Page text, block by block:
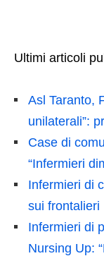
Ultimi articoli
Asl Taranto,
unilaterali”:
Case di
“Infermieri
Infermieri di
sui frontalieri
Infermieri di
Nursing Up: